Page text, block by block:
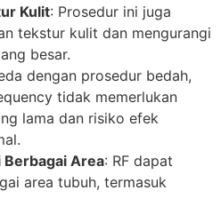
Kulit: Prosedur ini juga
tekstur kulit dan mengurangi
besar.
dengan prosedur bedah,
tidak memerlukan
lama dan risiko efek
Berbagai Area: RF dapat
area tubuh, termasuk